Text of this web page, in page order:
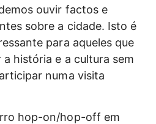
ouvir factos e
sobre a cidade. Isto é
para aqueles que
história e a cultura sem
numa visita
hop-on/hop-off em